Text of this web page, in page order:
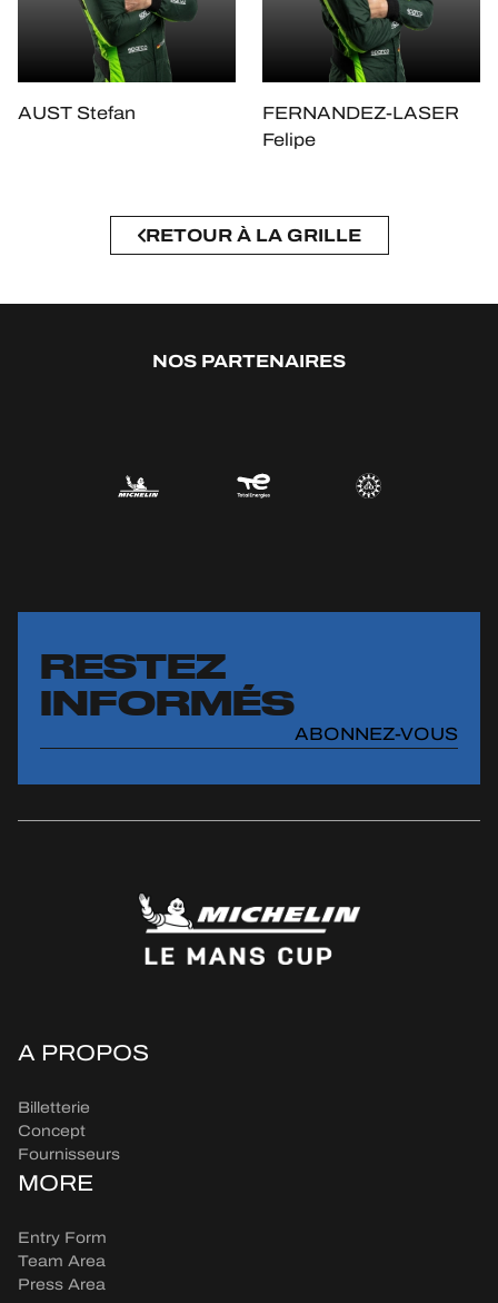
AUST Stefan
FERNANDEZ-LASER
Felipe
RETOUR À LA GRILLE
NOS PARTENAIRES
RESTEZ
INFORMÉS
ABONNEZ-VOUS
A PROPOS
Billetterie
Concept
Fournisseurs
MORE
Entry Form
Team Area
Press Area